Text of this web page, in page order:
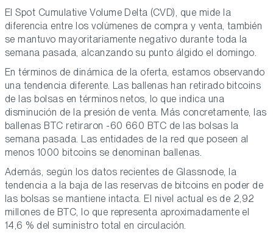
El Spot Cumulative Volume Delta (CVD), que mide la
diferencia entre los volúmenes de compra y venta, también
se mantuvo mayoritariamente negativo durante toda la
semana pasada, alcanzando su punto álgido el domingo.
En términos de dinámica de la oferta, estamos observando
una tendencia diferente. Las ballenas han retirado bitcoins
de las bolsas en términos netos, lo que indica una
disminución de la presión de venta. Más concretamente, las
ballenas BTC retiraron -60 660 BTC de las bolsas la
semana pasada. Las entidades de la red que poseen al
menos 1000 bitcoins se denominan ballenas.
Además, según los datos recientes de Glassnode, la
tendencia a la baja de las reservas de bitcoins en poder de
las bolsas se mantiene intacta. El nivel actual es de 2,92
millones de BTC, lo que representa aproximadamente el
14,6 % del suministro total en circulación.